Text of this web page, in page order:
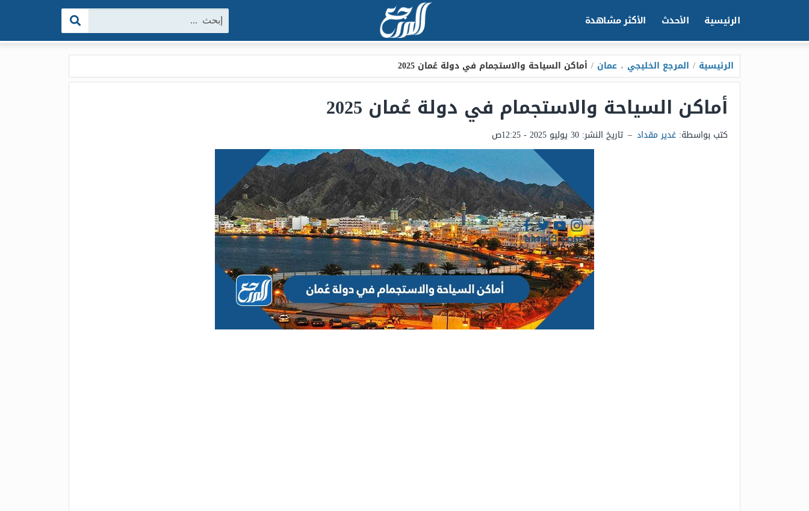
الرئيسية الأحدث الأكثر مشاهدة البحث:
الرئيسية / المرجع الخليجي ، عمان / أماكن السياحة والاستجمام في دولة عُمان 2025
أماكن السياحة والاستجمام في دولة عُمان 2025
كتب بواسطة: غدير مقداد – تاريخ النشر: 30 يوليو 2025 - 12:25ص